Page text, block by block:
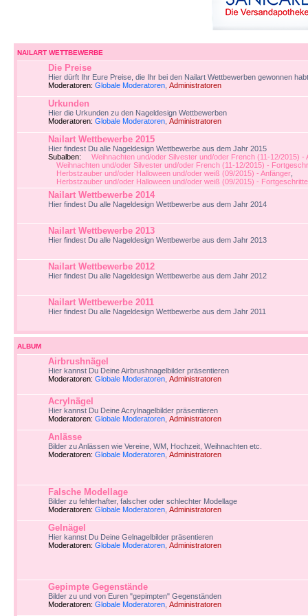
NAILART WETTBEWERBE
Die Preise
Hier dürft Ihr Eure Preise, die Ihr bei den Nailart Wettbewerben gewonnen
Moderatoren: Globale Moderatoren Administratoren
Urkunden
Hier die Urkunden zu den Nageldesign Wettbewerben
Moderatoren: Globale Moderatoren Administratoren
Nailart Wettbewerbe 2015
Hier findest Du alle Nageldesign Wettbewerbe aus dem Jahr 2015
Subalben:
Weihnachten und/oder Silvester und/oder French (11-12/2015) -
Weihnachten und/oder Silvester und/oder French (11-12/2015) -
Herbstzauber und/oder Halloween und/oder weiß (09/2015) - Anfänger
Herbstzauber und/oder Halloween und/oder weiß (09/2015) -
Nailart Wettbewerbe 2014
Hier findest Du alle Nageldesign Wettbewerbe aus dem Jahr 2014
Nailart Wettbewerbe 2013
Hier findest Du alle Nageldesign Wettbewerbe aus dem Jahr 2013
Nailart Wettbewerbe 2012
Hier findest Du alle Nageldesign Wettbewerbe aus dem Jahr 2012
Nailart Wettbewerbe 2011
Hier findest Du alle Nageldesign Wettbewerbe aus dem Jahr 2011
ALBUM
Airbrushnägel
Hier kannst Du Deine Airbrushnagelbilder präsentieren
Moderatoren: Globale Moderatoren Administratoren
Acrylnägel
Hier kannst Du Deine Acrylnagelbilder präsentieren
Moderatoren: Globale Moderatoren Administratoren
Anlässe
Bilder zu Anlässen wie Vereine, WM, Hochzeit, Weihnachten etc.
Moderatoren: Globale Moderatoren Administratoren
Falsche Modellage
Bilder zu fehlerhafter, falscher oder schlechter Modellage
Moderatoren: Globale Moderatoren Administratoren
Gelnägel
Hier kannst Du Deine Gelnagelbilder präsentieren
Moderatoren: Globale Moderatoren Administratoren
Gepimpte Gegenstände
Bilder zu und von Euren "gepimpten" Gegenständen
Moderatoren: Globale Moderatoren Administratoren